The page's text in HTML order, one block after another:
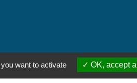
want to activate OK, accept all